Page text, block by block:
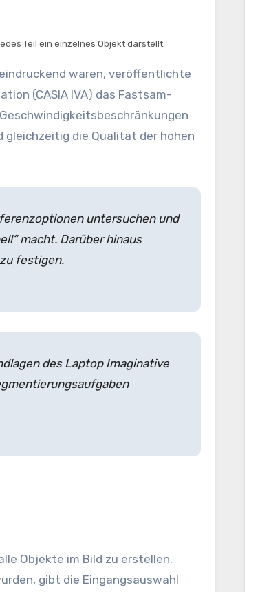
Teil ein einzelnes Objekt darstellt.
waren, veröffentlichte
(CASIA IVA) das Fastsam-
gleichzeitig die Qualität der hohen
untersuchen und
macht. Darüber hinaus
festigen.
des Laptop Imaginative
Objekte im Bild zu erstellen.
gibt die Eingangsauswahl